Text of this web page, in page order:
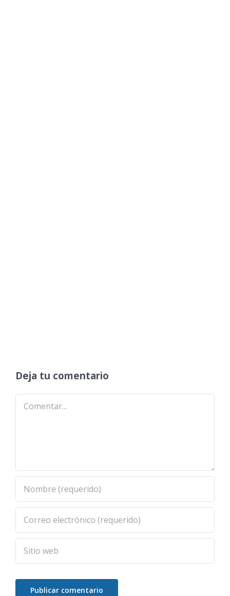
Deja tu comentario
Comentar